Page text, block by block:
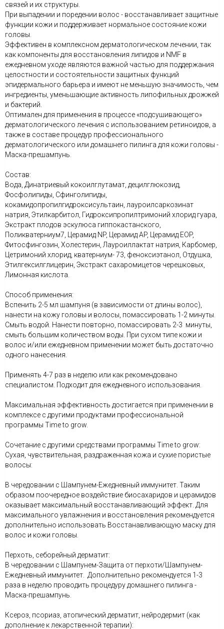
связей и их структуры.
При выпадении и поредении волос - восстанавливает защитные
функции кожи и поддерживает нормальное состояние кожи
головы.
Эффективен в комплексном дерматологическом лечении, так
как компоненты для восстановления липидов и NMF в
ежедневном уходе являются важной частью для поддержания
целостности и состоятельности защитных функций
эпидермального барьера и имеют не меньшую значимость, чем
ингредиенты, уменьшающие активность липофильных дрожжей
и бактерий.
Оптимален для применения в процессе «подсушивающего»
дерматологического лечения с использованием ретиноидов, а
также в составе процедур профессионального
дерматологического или домашнего пилинга для кожи головы -
Маска-прешампунь.
Состав:
Вода, Динатриевый кокоилглутамат, децилглюкозид,
Фосфолипиды, Сфинголипиды,
кокамидопропилгидроксисультаин, лауроилсаркозинат
натрия, Этилкарбитол, Гидроксипропилтримоний хлорид гуара,
Экстракт плодов эскулюса гиппокастанского,
Поликватерниум7, Церамид NP, Церамид AP, Церамид EOP,
Фитосфингозин, Холестерин, Лауроиллактат натрия, Карбомер,
Цетримоний хлорид, кватерниум- 73, феноксиэтанол, Отдушка,
Этилгексилглицерин, Экстракт сахаромицетов черешковых,
Лимонная кислота.
Способ применения:
Вспенить 2-5 мл шампуня (в зависимости от длины волос),
нанести на кожу головы и волосы, помассировать 1-2 минуты.
Смыть водой. Нанести повторно, помассировать 2-3 минуты,
смыть большим количеством воды. При сухом типе кожи и
волос и/или ежедневном применении может быть достаточно
одного нанесения.
Применять 4-7 раз в неделю или как рекомендовано
специалистом. Подходит для ежедневного использования.
Максимальная эффективность достигается при применении в
комплексе с другими продуктами профессиональной
программы Time to grow.
Сочетание с другими средствами программы Time to grow:
Сухая, чувствительная, раздраженная кожа и сухие пористые
волосы:
В чередовании с Шампунем-Ежедневный иммунитет. Таким
образом поочередное воздействие биосахаридов и церамидов
оказывает максимальный восстанавливающий эффект. Для
максимального увлажнения и восстановления рекомендуется
дополнительно использовать Восстанавливающую маску для
волос и кожи головы.
Перхоть, себорейный дерматит:
В чередовании с Шампунем-Защита от перхоти/Шампунем-
Ежедневный иммунитет. Дополнительно рекомендуется 1-3
раза в неделю проводить процедуру домашнего пилинга -
Маска-прешампунь.
Ксероз, псориаз, атопический дерматит, нейродермит (как
дополнение к лекарственной терапии):